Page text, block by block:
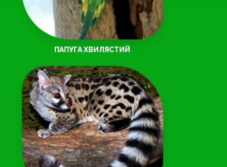
ПАПУГА ХВИЛЯСТИЙ